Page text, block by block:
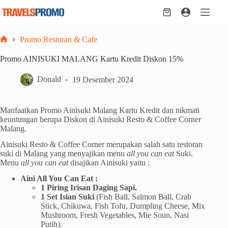
Shopping
Promo Restoran & Cafe
Promo AINISUKI MALANG Kartu Kredit Diskon 15%
Donald 19 Desember 2024
Manfaatkan Promo Ainisuki Malang Kartu Kredit dan nikmati
keuntungan berupa Diskon di Ainisuki Resto & Coffee Corner
Malang.
Ainisuki Resto & Coffee Corner merupakan salah satu restoran
suki di Malang yang menyajikan menu all you can eatSuki.
Menu all you can eatdisajikan Ainisuki yaitu :
Aini All You Can Eat :
1 Piring Irisan Daging Sapi.
1 Set Isian Suki (Fish Ball, Salmon Ball, Crab
Stick, Chikuwa, Fish Tofu, Dumpling Cheese, Mix
Mushroom, Fresh Vegetables, Mie Soun, Nasi
Putih).